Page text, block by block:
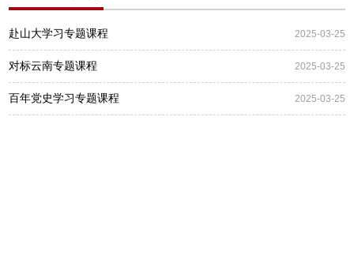
赴山大学习专题课程 2025-03-25
对标云南专题课程 2025-03-25
百年党史学习专题课程 2025-03-25